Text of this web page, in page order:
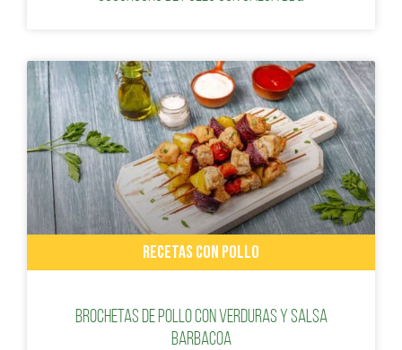
RECETAS CON POLLO
Brochetas de pollo con verduras y salsa
barbacoa